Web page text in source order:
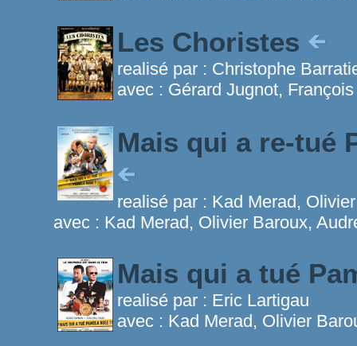
Les Choristes
realisé par : Christophe
avec : Gérard Jugnot,
Mais qui a re-tué
realisé par : Kad Merad,
avec : Kad Merad, Olivier Baroux,
Mais qui a tué
realisé par : Eric Lartigau
avec : Kad Merad, Olivier